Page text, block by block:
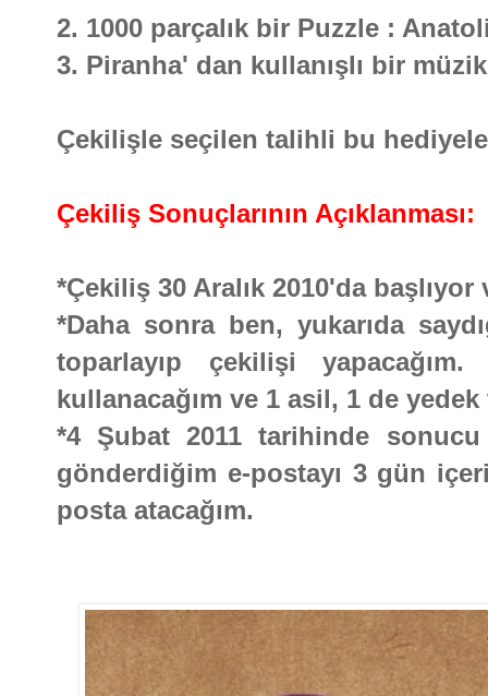
2. 1000 parçalık bir Puzzle :
3. Piranha' dan kullanışlı bir
Çekilişle seçilen talihli bu
Çekiliş Sonuçlarının Açıklanması:
*Çekiliş 30 Aralık 2010'da
*Daha sonra ben, yukarıda
toparlayıp çekilişi
kullanacağım ve 1 asil, 1 de
*4 Şubat 2011 tarihinde
gönderdiğim e-postayı 3 gün
posta atacağım.